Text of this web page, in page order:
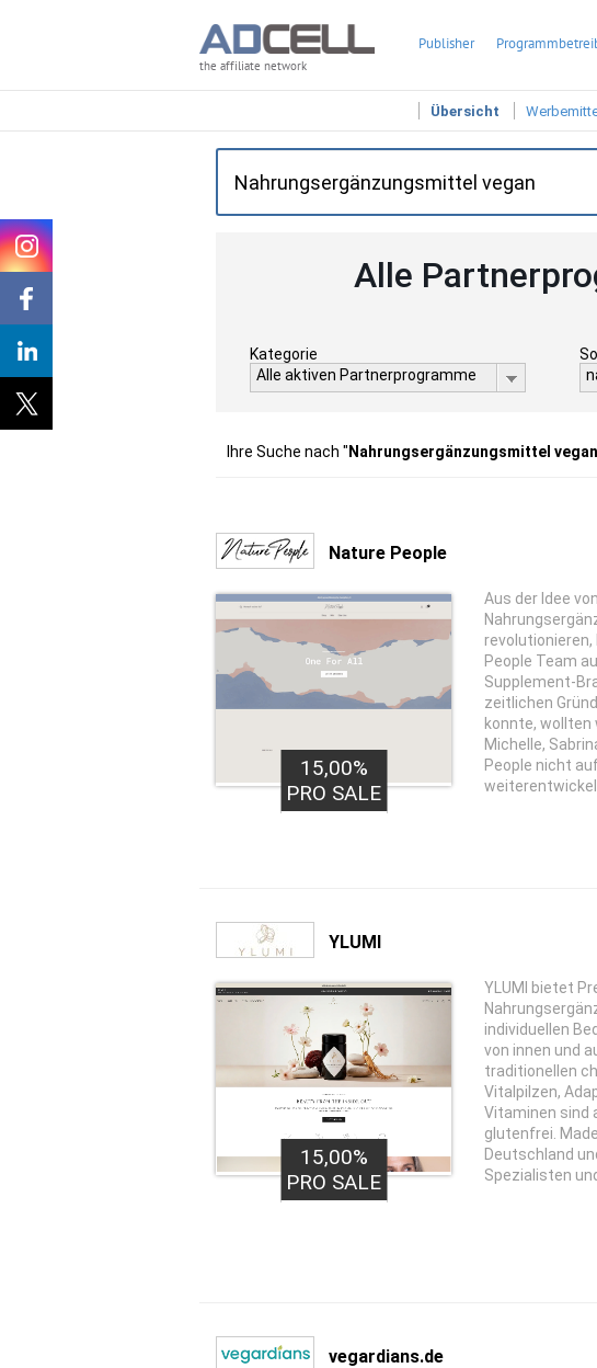
the affiliate network
Publisher
Übersicht
Alle
Kategorie
Alle aktiven Partnerprogramme
Ihre Suche nach " Nahrungsergänzungsmittel vegan
Nature People
15,00%
PRO SALE
Aus der Idee
People Team
Supplement-
zeitlichen
konnte, wollten
Michelle,
People nicht
YLUMI
15,00%
PRO SALE
YLUMI bietet
individuellen
von innen und
traditionellen
Vitalpilzen,
Vitaminen sind
glutenfrei.
Deutschland
Spezialisten
vegardians.de